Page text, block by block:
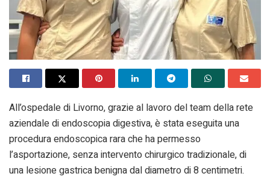
All’ospedale di Livorno, grazie al lavoro del team della rete
aziendale di endoscopia digestiva, è stata eseguita una
procedura endoscopica rara che ha permesso
l’asportazione, senza intervento chirurgico tradizionale, di
una lesione gastrica benigna dal diametro di 8 centimetri.